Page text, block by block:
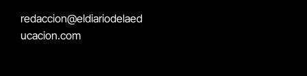
redaccion@eldiariodelaed
ucacion.com